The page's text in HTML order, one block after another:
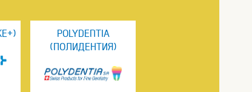
POLYDENTIA
(ПОЛИДЕНТИЯ)